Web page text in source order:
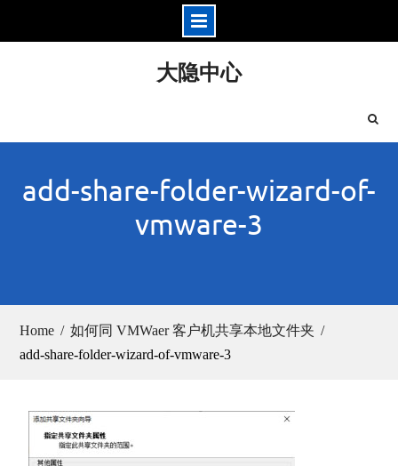
大隐中心
add-share-folder-wizard-of-
vmware-3
Home
如何同 VMWaer 客户机共享本地文件夹
add-share-folder-wizard-of-vmware-3